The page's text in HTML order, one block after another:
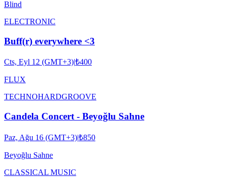
Blind
ELECTRONIC
Buff(r) everywhere <3
Cts, Eyl 12 (GMT+3)|₺400
FLUX
TECHNOHARDGROOVE
Candela Concert - Beyoğlu Sahne
Paz, Ağu 16 (GMT+3)|₺850
Beyoğlu Sahne
CLASSICAL MUSIC